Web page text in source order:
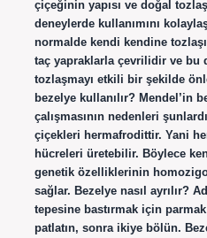
çiçeğinin yapısı ve doğal
deneylerde kullanımını
normalde kendi kendine
taç yapraklarla çevrilidir ve bu
tozlaşmayı etkili bir şekilde
bezelye kullanılır? Mendel’in
çalışmasının nedenleri
çiçekleri hermafrodittir. Yani
hücreleri üretebilir. Böylece
genetik özelliklerinin homozigot
sağlar. Bezelye nasıl ayrılır?
tepesine bastırmak için parmak
patlatın, sonra ikiye bölün.